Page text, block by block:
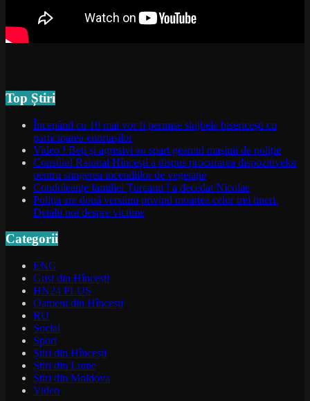
Top Știri
Începând cu 10 mai vor fi permise slujbele bisericești cu
participarea enoriașilor
Video ! Beți și agresivi au spart geamul mașinii de poliție
Consiliul Raional Hîncești a dispus procurarea dispozitivelor
pentru stingerea incendiilor de vegetație
Condoleanțe familiei Țurcanu ! a decedat Nicolae
Poliţia are două versiuni privind moartea celor trei tineri.
Detalii noi despre victime
Categorii
ENG
Gust din Hîncești
HN24 PLUS
Oameni din Hîncești
RU
Social
Sport
Știri din Hîncești
Știri din Lume
Știri din Moldova
Video